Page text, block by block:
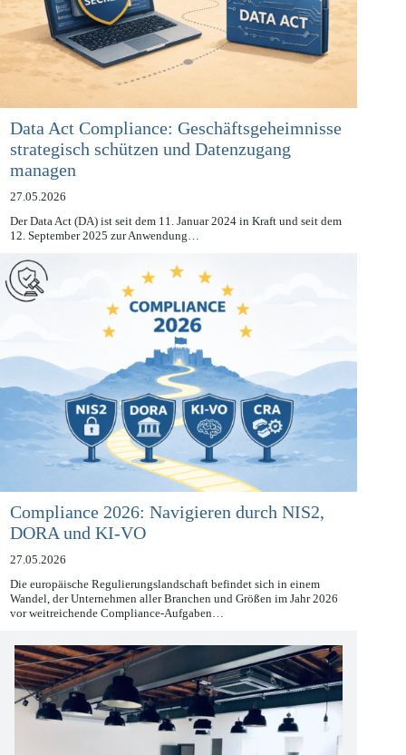
Data Act Compliance: Geschäftsgeheimnisse
strategisch schützen und Datenzugang
managen
27.05.2026
Der Data Act (DA) ist seit dem 11. Januar 2024 in Kraft und seit dem
Compliance 2026: Navigieren durch NIS2,
DORA und KI-VO
27.05.2026
Die europäische Regulierungslandschaft befindet sich in einem
Wandel, der Unternehmen aller Branchen und Größen im Jahr 2026